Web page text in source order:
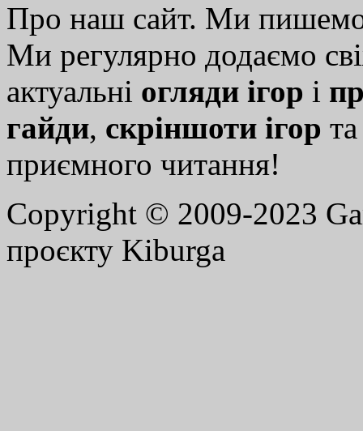
Про наш сайт. Ми
Ми регулярно додаємо
актуальні огляди ігор і
гайди, скріншоти ігор
приємного читання!
Copyright © 2009-2023
проєкту Kiburga